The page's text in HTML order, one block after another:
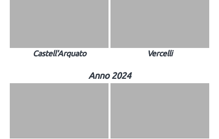
Castell'Arquato Vercelli
Anno 2024